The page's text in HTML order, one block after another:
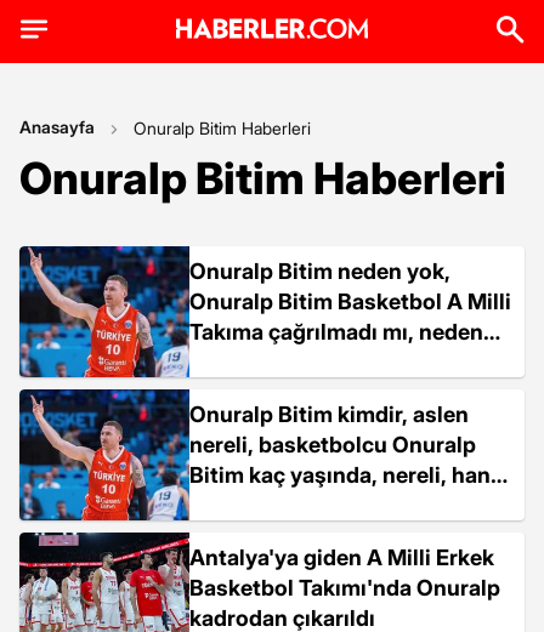
Anasayfa Onuralp Bitim Haberleri
Onuralp Bitim Haberleri
Onuralp Bitim neden yok,
Onuralp Bitim Basketbol A Milli
Takıma çağrılmadı mı, neden
Onuralp Bitim kimdir, aslen
nereli, basketbolcu Onuralp
Bitim kaç yaşında, nereli, hangi
Antalya'ya giden A Milli Erkek
Basketbol Takımı'nda Onuralp
kadrodan çıkarıldı